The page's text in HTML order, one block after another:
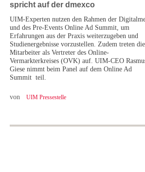
spricht auf der dmexco
UIM-Experten nutzen den Rahmen der
und des Pre-Events Online Ad Summit, um
Erfahrungen aus der Praxis weiterzugeben und
Studienergebnisse vorzustellen. Zudem treten die
Mitarbeiter als Vertreter des Online-
Vermarkterkreises (OVK) auf. UIM-CEO
Giese nimmt beim Panel auf dem Online Ad
Summit teil.
von UIM Pressestelle